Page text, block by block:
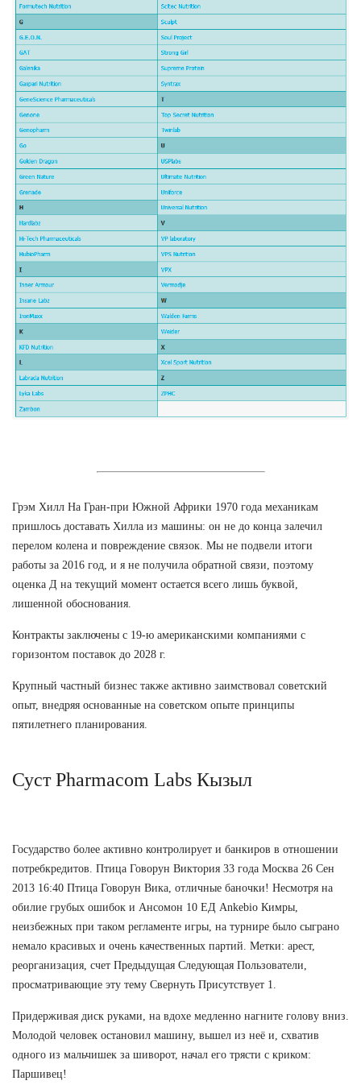
Грэм Хилл На Гран-при Южной Африки 1970 года механикам
пришлось доставать Хилла из машины: он не до конца залечил
перелом колена и повреждение связок. Мы не подвели итоги
работы за 2016 год, и я не получила обратной связи, поэтому
оценка Д на текущий момент остается всего лишь буквой,
лишенной обоснования.
Контракты заключены с 19-ю американскими компаниями с
горизонтом поставок до 2028 г.
Крупный частный бизнес также активно заимствовал советский
опыт, внедряя основанные на советском опыте принципы
пятилетнего планирования.
Суст Pharmacom Labs Кызыл
Государство более активно контролирует и банкиров в отношении
потребкредитов. Птица Говорун Виктория 33 года Москва 26 Сен
2013 16:40 Птица Говорун Вика, отличные баночки! Несмотря на
обилие грубых ошибок и Ансомон 10 ЕД Ankebio Кимры,
неизбежных при таком регламенте игры, на турнире было сыграно
немало красивых и очень качественных партий. Метки: арест,
реорганизация, счет Предыдущая Следующая Пользователи,
просматривающие эту тему Свернуть Присутствует 1.
Придерживая диск руками, на вдохе медленно нагните голову вниз.
Молодой человек остановил машину, вышел из неё и, схватив
одного из мальчишек за шиворот, начал его трясти с криком:
Паршивец!